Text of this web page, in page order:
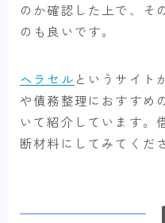
のか確認した上で、そ
のも良いです。
ヘラセル というサイト
や債務整理におすすめ
いて紹介しています。
断材料にしてみてくだ